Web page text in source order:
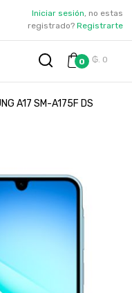
Iniciar sesión, no estas
registrado? Registrarte
0 ₲. 0
A17 SM-A175F DS